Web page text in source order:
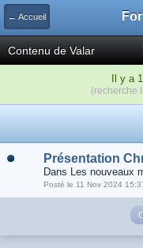
← Accueil
Contenu de Valar
Il y a
(recherche
Présentation
Dans Les nouveaux
Posté le 11 Nov 2024